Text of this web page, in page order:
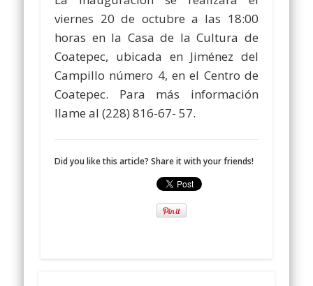
viernes 20 de octubre a las 18:00
horas en la Casa de la Cultura de
Coatepec, ubicada en Jiménez del
Campillo número 4, en el Centro de
Coatepec. Para más información
llame al (228) 816-67- 57.
Did you like this article? Share it with your friends!